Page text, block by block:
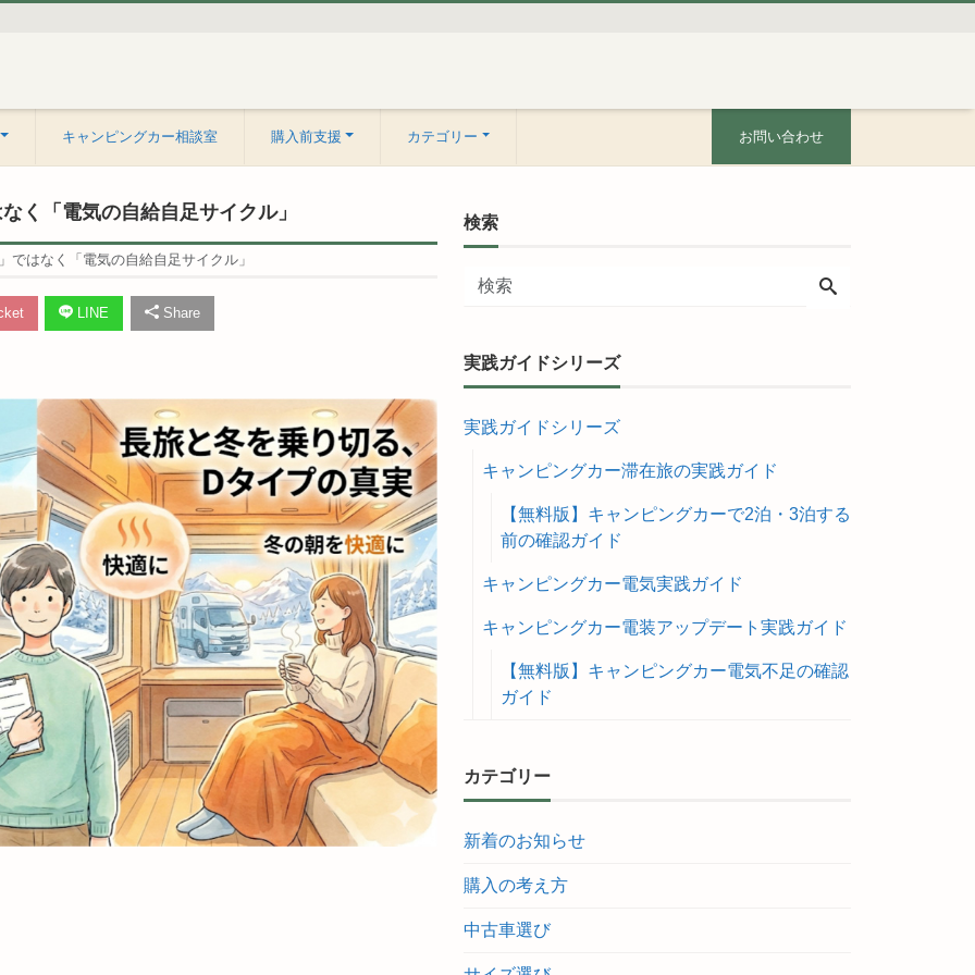
キャンピングカー相談室 購入前支援 カテゴリー お問い合わせ
く「電気の自給自足サイクル」
ではなく「電気の自給自足サイクル」
LINE Share
検索
実践ガイドシリーズ
実践ガイドシリーズ
キャンピングカー滞在旅の実践ガイド
【無料版】キャンピングカーで2泊・3泊する
前の確認ガイド
キャンピングカー電気実践ガイド
キャンピングカー電装アップデート実践ガイド
【無料版】キャンピングカー電気不足の確認
ガイド
カテゴリー
新着のお知らせ
購入の考え方
中古車選び